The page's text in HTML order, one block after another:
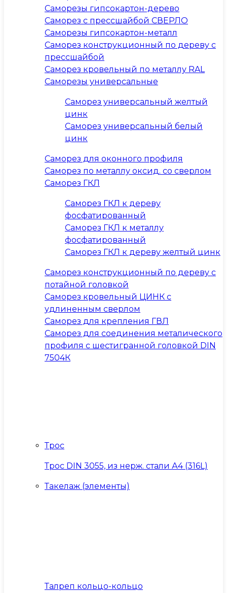
Саморезы гипсокартон-дерево
Саморез с прессшайбой СВЕРЛО
Саморезы гипсокартон-металл
Саморез конструкционный по дереву с
прессшайбой
Саморез кровельный по металлу RAL
Саморезы универсальные
Саморез универсальный желтый
цинк
Саморез универсальный белый
цинк
Саморез для оконного профиля
Саморез по металлу оксид. со сверлом
Саморез ГКЛ
Саморез ГКЛ к дереву
фосфатированный
Саморез ГКЛ к металлу
фосфатированный
Саморез ГКЛ к дереву желтый цинк
Саморез конструкционный по дереву с
потайной головкой
Саморез кровельный ЦИНК с
удлиненным сверлом
Саморез для крепления ГВЛ
Саморез для соединения металического
профиля с шестигранной головкой DIN
7504К
Трос
Трос DIN 3055, из нерж. стали А4 (316L)
Такелаж (элементы)
Талреп кольцо-кольцо